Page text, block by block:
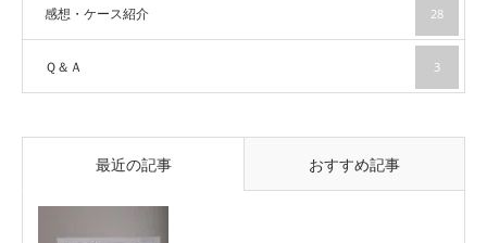
感想・ケース紹介 28
Ｑ＆Ａ 3
最近の記事 おすすめ記事